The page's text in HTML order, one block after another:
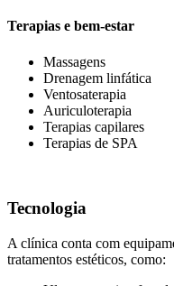
Terapias e bem-estar
Massagens
Drenagem linfática
Ventosaterapia
Auriculoterapia
Terapias capilares
Terapias de SPA
Tecnologia
A clínica conta com
tratamentos estéticos, como: